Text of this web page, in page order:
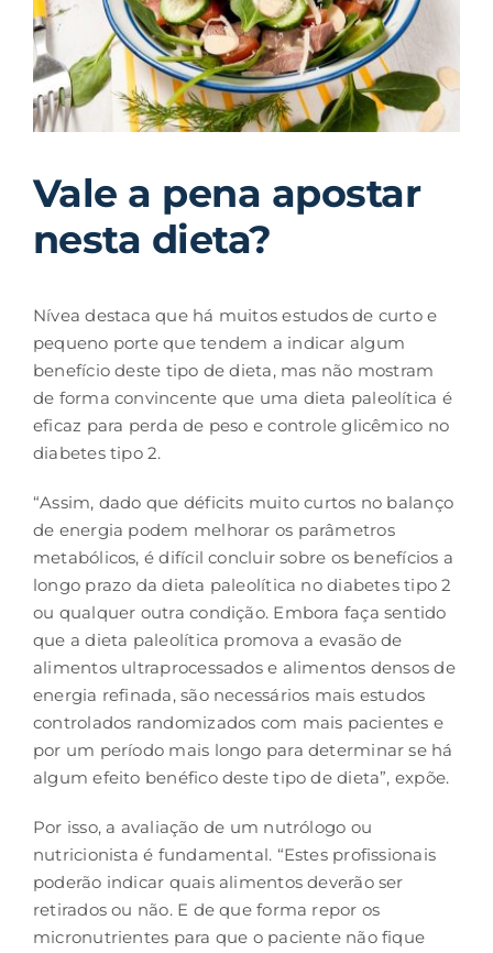
Vale a pena apostar
nesta dieta?
Nívea destaca que há muitos estudos de curto e
pequeno porte que tendem a indicar algum
benefício deste tipo de dieta, mas não mostram
de forma convincente que uma dieta paleolítica é
eficaz para perda de peso e controle glicêmico no
diabetes tipo 2.
“Assim, dado que déficits muito curtos no balanço
de energia podem melhorar os parâmetros
metabólicos, é difícil concluir sobre os benefícios a
longo prazo da dieta paleolítica no diabetes tipo 2
ou qualquer outra condição. Embora faça sentido
que a dieta paleolítica promova a evasão de
alimentos ultraprocessados e alimentos densos de
energia refinada, são necessários mais estudos
controlados randomizados com mais pacientes e
por um período mais longo para determinar se há
algum efeito benéfico deste tipo de dieta”, expõe.
Por isso, a avaliação de um nutrólogo ou
nutricionista é fundamental. “Estes profissionais
poderão indicar quais alimentos deverão ser
retirados ou não. E de que forma repor os
micronutrientes para que o paciente não fique